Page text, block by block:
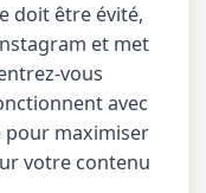
doit être évité,
et met
vous
avec
pour maximiser
votre contenu